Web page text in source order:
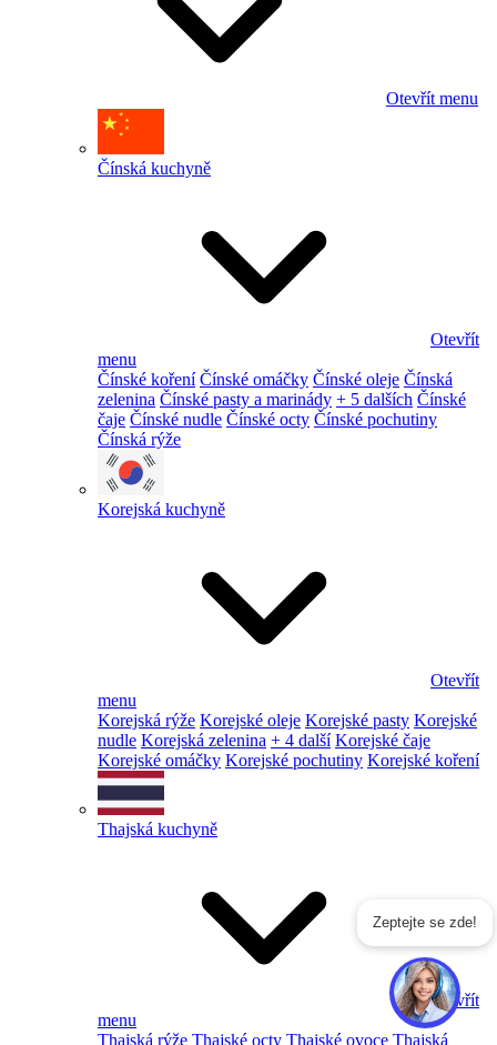
Otevřít menu
Čínská kuchyně
Otevřít
menu
Čínské koření Čínské omáčky Čínské oleje Čínská
zelenina Čínské pasty a marinády + 5 dalších Čínské
čaje Čínské nudle Čínské octy Čínské pochutiny
Čínská rýže
Korejská kuchyně
Otevřít
menu
Korejská rýže Korejské oleje Korejské pasty Korejské
nudle Korejská zelenina + 4 další Korejské čaje
Korejské omáčky Korejské pochutiny Korejské koření
Thajská kuchyně
Otevřít
menu
Thajská rýže Thajské octy Thajské ovoce Thajská
Zeptejte se zde!